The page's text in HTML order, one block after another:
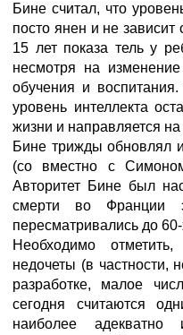
Бине считал, что
посто янен и не зависит
15 лет показа тель у
несмотря на
обучения и
уровень интеллекта
жизни и направляется
Бине трижды обновлял
(со вместно с
Авторитет Бине был
смерти во Франции
пересматривались до 60-
Необходимо
недочеты (в частности,
разработке, малое
сегодня считаются
наиболее адекватно